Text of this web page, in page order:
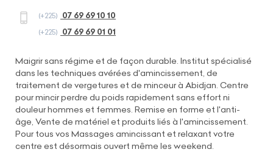
(+225) 07 69 69 10 10
(+225) 07 69 69 01 01
Maigrir sans régime et de façon durable. Institut spécialisé
dans les techniques avérées d'amincissement, de
traitement de vergetures et de minceur à Abidjan. Centre
pour mincir perdre du poids rapidement sans effort ni
douleur hommes et femmes. Remise en forme et l'anti-
âge, Vente de matériel et produits liés à l'amincissement.
Pour tous vos Massages amincissant et relaxant votre
centre est désormais ouvert même les weekend.